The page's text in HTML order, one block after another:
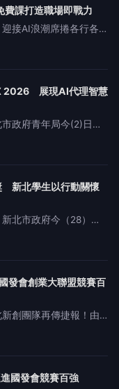
課打造職場即戰力
迎接AI浪潮席捲各行各
創集團數位人才培育
具應用與協作能力，
2026 展現AI代理智慧
政府青年局今(2)日率8
洲指標新創展會
域，展現新北新創在
新北學生以行動關懷
北市政府今（28）日
菁英獎」頒獎典禮，
、21位學生及1位教師
發會創業大聯盟競賽百
創團隊再傳捷報！由
創團隊成功晉級國家
公司」及「歐姆佳科
國發會競賽百強